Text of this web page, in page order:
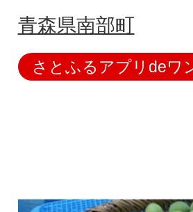
青森県南部町
さとふるアプリdeワ